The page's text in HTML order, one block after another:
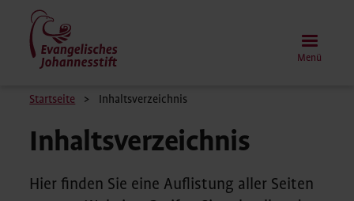
Direkt
Inhalt
Menü
Pfadnavigation
Startseite Inhaltsverzeichnis
Inhaltsverzeichnis
Hier finden Sie eine Auflistung aller Seiten